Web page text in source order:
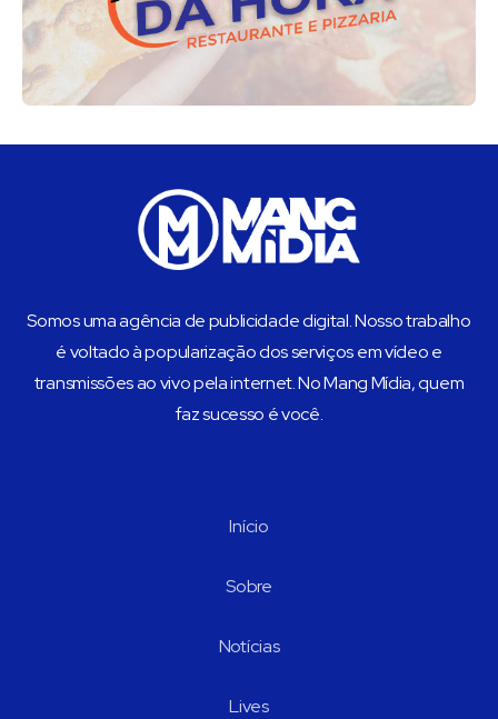
Somos uma agência de publicidade digital. Nosso trabalho
é voltado à popularização dos serviços em vídeo e
transmissões ao vivo pela internet. No Mang Mídia, quem
faz sucesso é você.
Início
Sobre
Notícias
Lives